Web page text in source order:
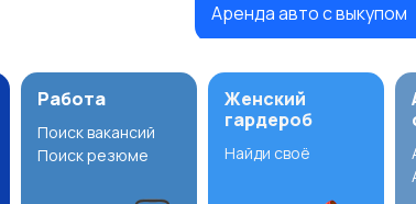
Аренда авто с выкупом
Работа
Поиск вакансий
Поиск резюме
Женский
гардероб
Найди своё